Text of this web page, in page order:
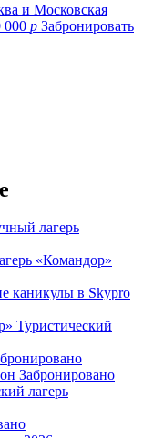
и Московская
000 p Забронировать
лагерь
«Командор»
каникулы в Skypro
Туристический
Забронировано
лагерь